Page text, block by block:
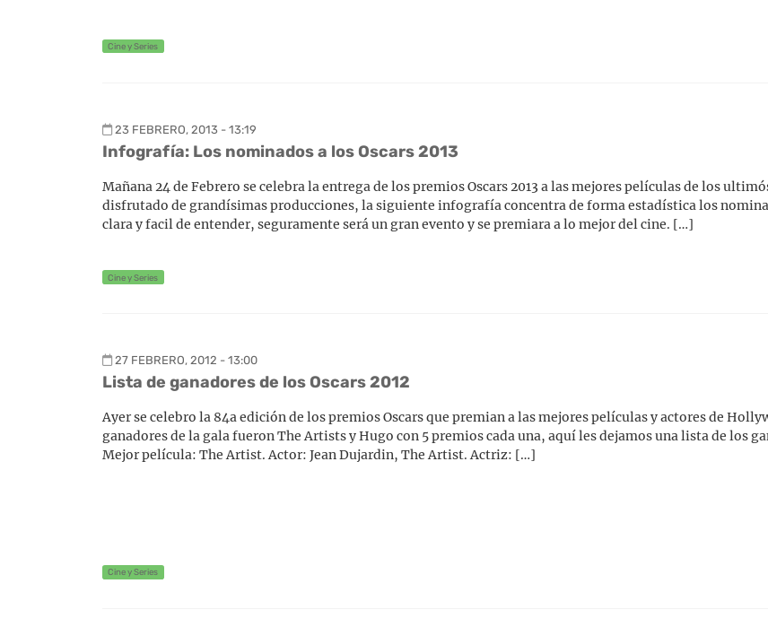
Cine y Series
23 FEBRERO, 2013 - 13:19
Infografía: Los nominados a los Oscars 2013
Mañana 24 de Febrero se celebra la entrega de los premios Oscars 2013 a las mejores películas de los
disfrutado de grandísimas producciones, la siguiente infografía concentra de forma estadística los
clara y facil de entender, seguramente será un gran evento y se premiara a lo mejor del cine. […]
Cine y Series
27 FEBRERO, 2012 - 13:00
Lista de ganadores de los Oscars 2012
Ayer se celebro la 84a edición de los premios Oscars que premian a las mejores películas y actores de
ganadores de la gala fueron The Artists y Hugo con 5 premios cada una, aquí les dejamos una lista de los
Mejor película: The Artist. Actor: Jean Dujardin, The Artist. Actriz: […]
Cine y Series